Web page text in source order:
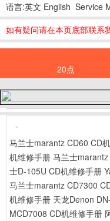
语言:英文 English Service
如有疑问请在本页底部联系
20点
-
马兰士marantz CD60 CD
机维修手册 马兰士
士D-105U CD机维修手册
马兰士marantz CD7300
机维修手册 天龙Denon
MCD7008 CD机维修手册